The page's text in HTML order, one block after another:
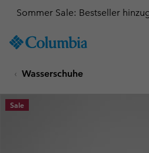
TO
SKIP
MAIN
NAV
Sommer Sale: Bestseller
Wasserschuhe
Sale